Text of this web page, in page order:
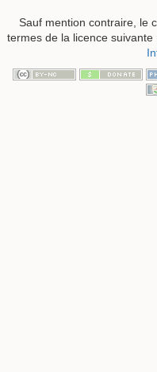
Sauf mention contraire, le
termes de la licence suivante